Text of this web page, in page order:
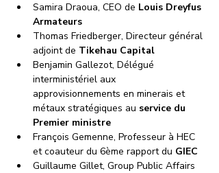
Samira Draoua, CEO de Louis Dreyfus
Armateurs
Thomas Friedberger, Directeur général
adjoint de Tikehau Capital
Benjamin Gallezot, Délégué
interministériel aux
approvisionnements en minerais et
métaux stratégiques au service du
Premier ministre
François Gemenne, Professeur à HEC
et coauteur du 6ème rapport du GIEC
Guillaume Gillet, Group Public Affairs